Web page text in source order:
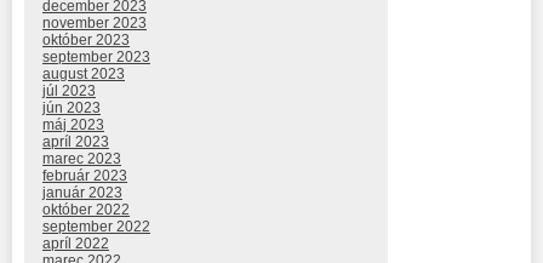
december 2023
november 2023
október 2023
september 2023
august 2023
júl 2023
jún 2023
máj 2023
apríl 2023
marec 2023
február 2023
január 2023
október 2022
september 2022
apríl 2022